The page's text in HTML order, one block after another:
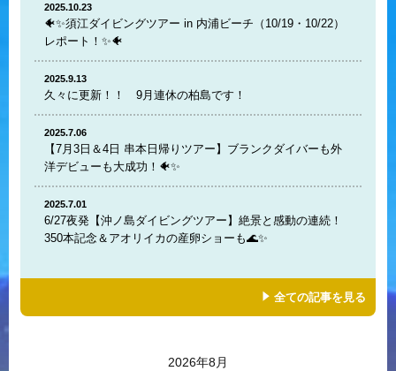
2025.10.23
🐠✨須江ダイビングツアー in 内浦ビーチ（10/19・10/22）
レポート！✨🐠
2025.9.13
久々に更新！！ 9月連休の柏島です！
2025.7.06
【7月3日＆4日 串本日帰りツアー】ブランクダイバーも外
洋デビューも大成功！🐠✨
2025.7.01
6/27夜発【沖ノ島ダイビングツアー】絶景と感動の連続！
350本記念＆アオリイカの産卵ショーも🌊✨
全ての記事を見る
2026年8月